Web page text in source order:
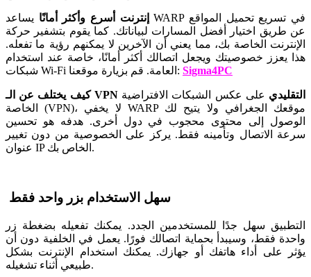
إنترنت أسرع وأكثر أمانًا يساعد WARP في تسريع تحميل المواقع
عن طريق اختيار أفضل المسارات لبياناتك. كما يقوم بتشفير حركة
الإنترنت الخاصة بك، مما يعني أن الآخرين لا يمكنهم رؤية ما تفعله.
هذا يعزز خصوصيتك ويجعل اتصالك أكثر أمانًا، خاصة عند استخدام
شبكات Wi-Fi العامة. قم بزيارة موقعنا: Sigma4PC
كيف يختلف عن الـ VPN التقليدي على عكس الشبكات الافتراضية
الخاصة (VPN)، لا يخفي WARP موقعك الجغرافي ولا يتيح لك
الوصول إلى محتوى محجوب في دول أخرى. هدفه هو تحسين
سرعة الاتصال وتأمينه فقط. يركز على الخصوصية من دون تغيير
عنوان IP الخاص بك.
سهل الاستخدام بزر واحد فقط
التطبيق سهل جدًا للمستخدمين الجدد. يمكنك تفعيله بضغطة زر
واحدة فقط، وسيبدأ بحماية اتصالك فورًا. يعمل في الخلفية دون أن
يؤثر على أداء هاتفك أو جهازك. يمكنك استخدام الإنترنت بشكل
طبيعي أثناء تشغيله.